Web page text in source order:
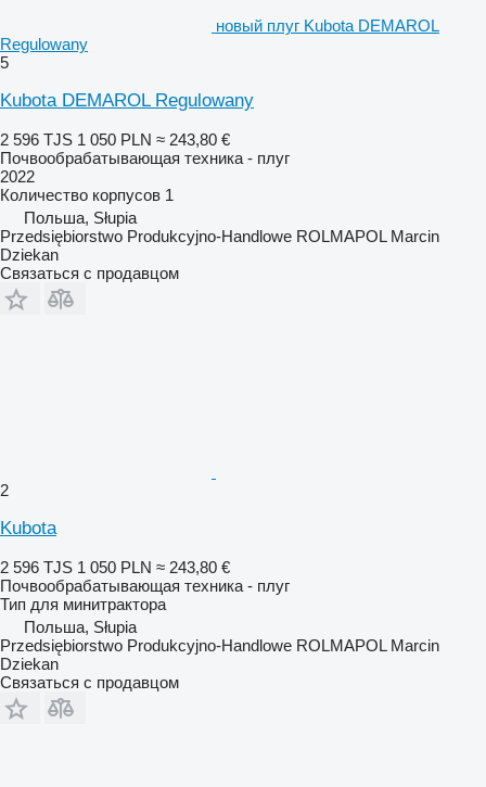
новый плуг Kubota DEMAROL
Regulowany
5
Kubota DEMAROL Regulowany
2 596 TJS 1 050 PLN ≈ 243,80 €
Почвообрабатывающая техника - плуг
2022
Количество корпусов 1
Польша, Słupia
Przedsiębiorstwo Produkcyjno-Handlowe ROLMAPOL Marcin
Dziekan
Связаться с продавцом
2
Kubota
2 596 TJS 1 050 PLN ≈ 243,80 €
Почвообрабатывающая техника - плуг
Тип для минитрактора
Польша, Słupia
Przedsiębiorstwo Produkcyjno-Handlowe ROLMAPOL Marcin
Dziekan
Связаться с продавцом